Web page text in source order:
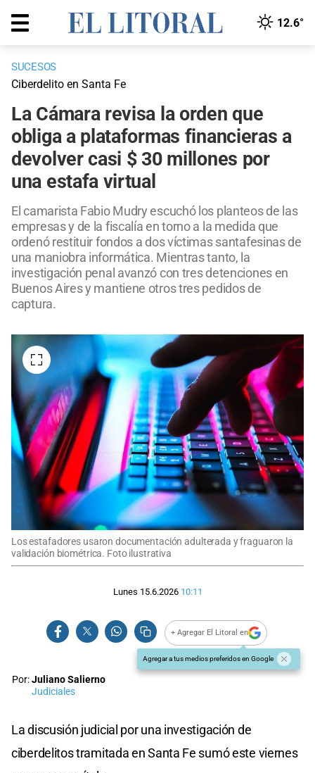
12.6°
SUCESOS
Ciberdelito en Santa Fe
La Cámara revisa la orden que
obliga a plataformas financieras a
devolver casi $ 30 millones por
una estafa virtual
El camarista Fabio Mudry escuchó los planteos de las
empresas y de la fiscalía en torno a la medida que
ordenó restituir fondos a dos víctimas santafesinas de
una maniobra informática. Mientras tanto, la
investigación penal avanzó con tres detenciones en
Buenos Aires y mantiene otros tres pedidos de
captura.
Los estafadores usaron documentación adulterada y fraguaron la
validación biométrica. Foto ilustrativa
Lunes 15.6.2026 10:11
+ Agregar El Litoral en
Agregar a tus medios preferidos en Google
Por:Juliano Salierno
Judiciales
La discusión judicial por una investigación de
ciberdelitos tramitada en Santa Fe sumó este viernes